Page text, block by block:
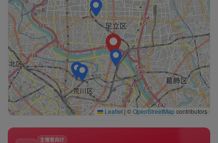
Leaflet | ©OpenStreetMapcontributors
主催者向け